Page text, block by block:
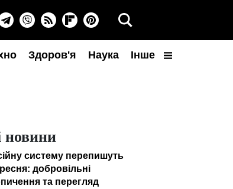
Здоров'я Наука Інше
новини
систему перепишуть
добровільні
та перегляд